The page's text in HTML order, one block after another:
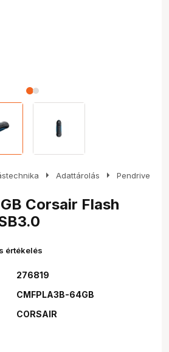
arrow_right Adattárolás arrow_right Pendrive
Corsair Flash
értékelés
276819
CMFPLA3B-64GB
CORSAIR